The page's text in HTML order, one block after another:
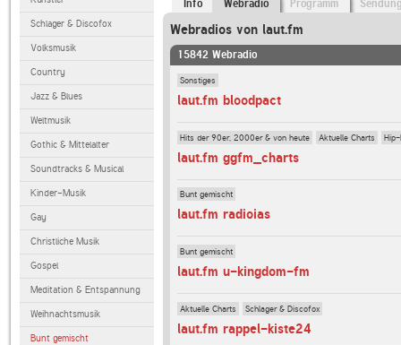
Schlager & Discofox
Volksmusik
Country
Jazz & Blues
Weltmusik
Gothic & Mittelalter
Soundtracks & Musical
Kinder-Musik
Gay
Christliche Musik
Gospel
Meditation & Entspannung
Weihnachtsmusik
Bunt gemischt
Info Webradio Programm
Webradios von laut.fm
15842 Webradio
Sonstiges
laut.fm bloodpact
Hits der 90er, 2000er & von heute Aktuelle Charts Hip-
laut.fm ggfm_charts
Bunt gemischt
laut.fm radioias
Bunt gemischt
laut.fm u-kingdom-fm
Aktuelle Charts Schlager & Discofox
laut.fm rappel-kiste24